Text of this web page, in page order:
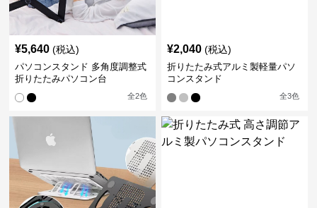
¥5,640 (税込)
パソコンスタンド 多角度調整式
折りたたみパソコン台
全2色
¥2,040 (税込)
折りたたみ式アルミ製軽量パソ
コンスタンド
全3色